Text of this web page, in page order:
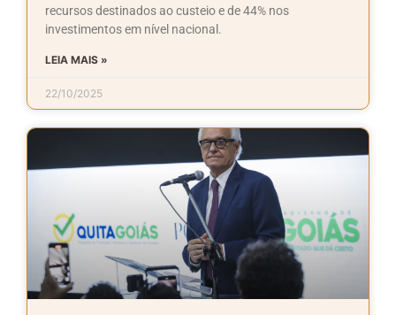
recursos destinados ao custeio e de 44% nos
investimentos em nível nacional.
LEIA MAIS »
22/10/2025